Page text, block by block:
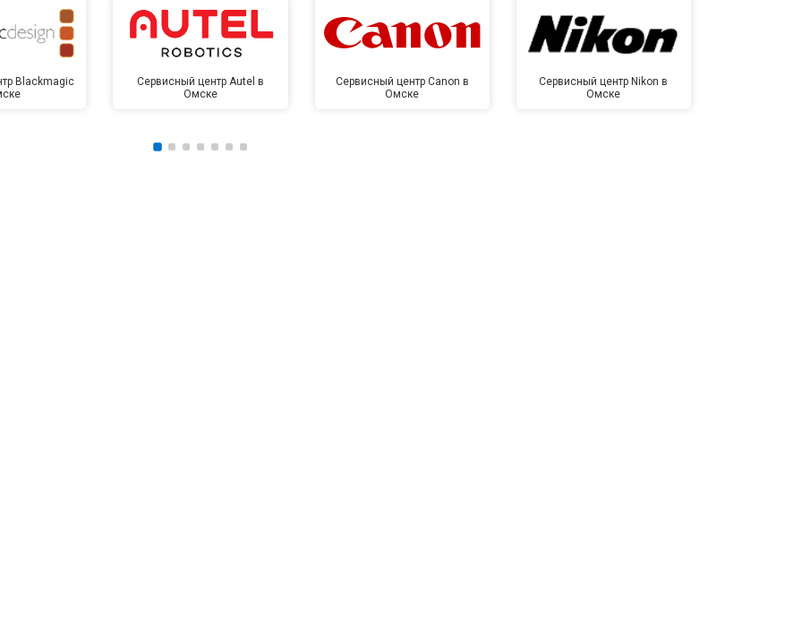
Blackmagic
Сервисный центр Autel в
Омске
Сервисный центр Canon в
Омске
Сервисный центр Nikon в
Омске